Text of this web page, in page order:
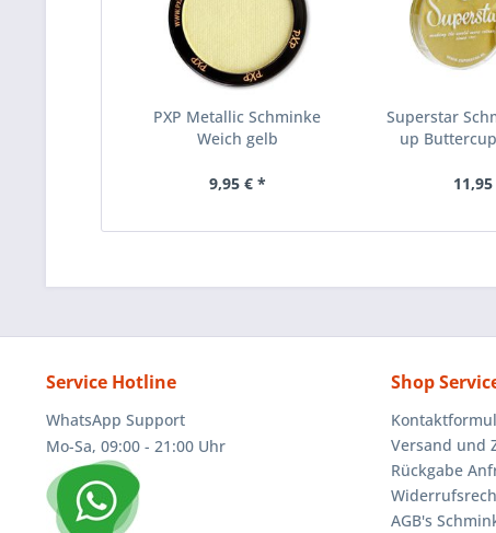
PXP Metallic Schminke
Weich gelb
9,95 € *
Superstar
up
Service Hotline
WhatsApp Support
Mo-Sa, 09:00 - 21:00 Uhr
Shop
Versand und
Rückgabe
AGB's